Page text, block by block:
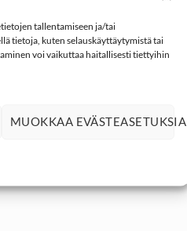
tallentamiseen ja/tai
tietoja, kuten selauskäyttäytymistä tai
voi vaikuttaa haitallisesti tiettyihin
MUOKKAA EVÄSTEASETUKSIA